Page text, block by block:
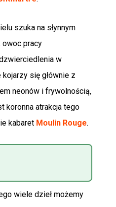
szuka na słynnym
owoc pracy
w
się głównie z
neonów i frywolnością,
koronna atrakcja tego
kabaret Moulin Rouge.
wiele dzieł możemy